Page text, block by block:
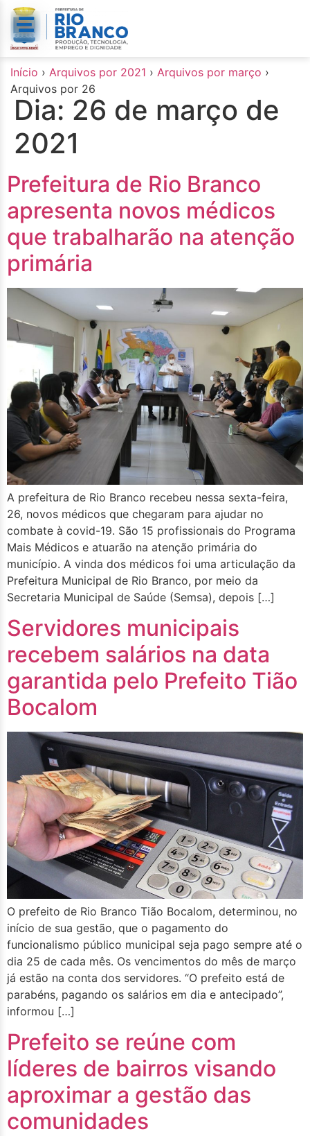
conteúdo
Início › Arquivos por 2021 › Arquivos por março ›
Arquivos por 26
Dia: 26 de março de
2021
Prefeitura de Rio Branco
apresenta novos médicos
que trabalharão na atenção
primária
A prefeitura de Rio Branco recebeu nessa sexta-feira,
26, novos médicos que chegaram para ajudar no
combate à covid-19. São 15 profissionais do Programa
Mais Médicos e atuarão na atenção primária do
município. A vinda dos médicos foi uma articulação da
Prefeitura Municipal de Rio Branco, por meio da
Secretaria Municipal de Saúde (Semsa), depois […]
Servidores municipais
recebem salários na data
garantida pelo Prefeito Tião
Bocalom
O prefeito de Rio Branco Tião Bocalom, determinou, no
início de sua gestão, que o pagamento do
funcionalismo público municipal seja pago sempre até o
dia 25 de cada mês. Os vencimentos do mês de março
já estão na conta dos servidores. “O prefeito está de
parabéns, pagando os salários em dia e antecipado”,
informou […]
Prefeito se reúne com
líderes de bairros visando
aproximar a gestão das
comunidades